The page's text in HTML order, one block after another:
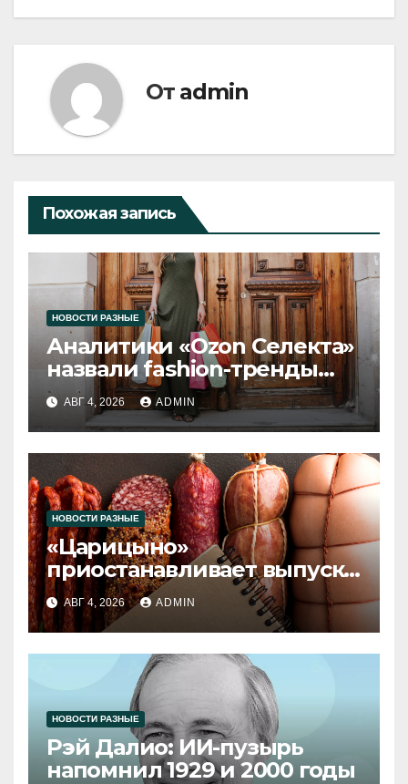
От admin
Похожая запись
НОВОСТИ РАЗНЫЕ
Аналитики «Ozon Селекта»
назвали fashion-тренды
2026 года
АВГ 4, 2026 ADMIN
НОВОСТИ РАЗНЫЕ
«Царицыно»
приостанавливает выпуск
продукции
АВГ 4, 2026 ADMIN
НОВОСТИ РАЗНЫЕ
Рэй Далио: ИИ-пузырь
напомнил 1929 и 2000 годы